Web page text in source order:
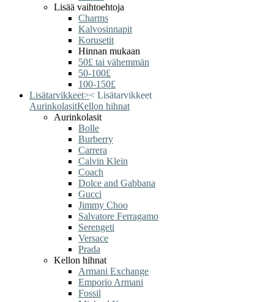
Lisää vaihtoehtoja
Charms
Kalvosinnapit
Korusetit
Hinnan mukaan
50£ tai vähemmän
50-100£
100-150£
Lisätarvikkeet>< Lisätarvikkeet
AurinkolasitKellon hihnat
Aurinkolasit
Bolle
Burberry
Carrera
Calvin Klein
Coach
Dolce and Gabbana
Gucci
Jimmy Choo
Salvatore Ferragamo
Serengeti
Versace
Prada
Kellon hihnat
Armani Exchange
Emporio Armani
Fossil